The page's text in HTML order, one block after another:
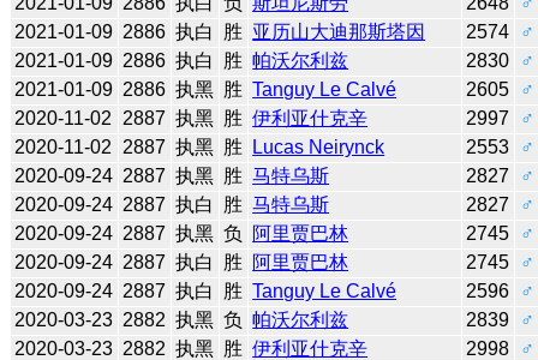
2021-01-09 2886 执白 胜 亚历山大迪那斯塔因 2574
♂
2021-01-09 2886 执白 胜 帕沃尔利兹 2830
♂
2021-01-09 2886 执黑 胜 Tanguy Le Calvé 2605
♂
2020-11-02
2887 执黑 胜 伊利亚什克辛 2997
♂
2020-11-02
2887 执黑 胜 Lucas Neirynck 2553
♂
2020-09-24 2887 执黑 胜 马特乌斯 2827
♂
2020-09-24 2887 执白 胜 马特乌斯 2827
♂
2020-09-24 2887 执黑 负 阿里贾巴林 2745
♂
2020-09-24 2887 执白 胜 阿里贾巴林 2745
♂
2020-09-24 2887 执白 胜 Tanguy Le Calvé 2596
♂
2020-03-23 2882 执黑 负 帕沃尔利兹 2839
♂
2020-03-23 2882 执黑 胜 伊利亚什克辛 2998
♂